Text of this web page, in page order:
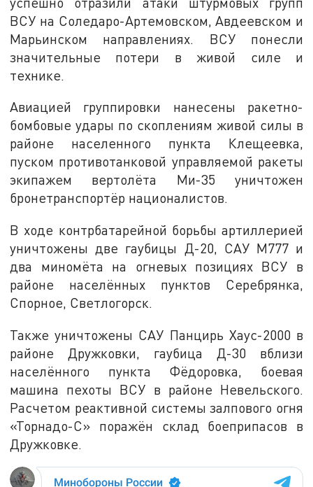
ВСУ на Соледаро-Артемовском, Авдеевском и
Марьинском направлениях. ВСУ понесли
значительные потери в живой силе и
технике.
Авиацией группировки нанесены ракетно-
бомбовые удары по скоплениям живой силы в
районе населенного пункта Клещеевка,
пуском противотанковой управляемой ракеты
экипажем вертолёта Ми-35 уничтожен
бронетранспортёр националистов.
В ходе контрбатарейной борьбы артиллерией
уничтожены две гаубицы Д-20, САУ М777 и
два миномёта на огневых позициях ВСУ в
районе населённых пунктов Серебрянка,
Спорное, Светлогорск.
Также уничтожены САУ Панцирь Хаус-2000 в
районе Дружковки, гаубица Д-30 вблизи
населённого пункта Фёдоровка, боевая
машина пехоты ВСУ в районе Невельского.
Расчетом реактивной системы залпового огня
«Торнадо-С» поражён склад боеприпасов в
Дружковке.